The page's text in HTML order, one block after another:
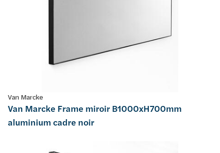
Van Marcke
Van Marcke Frame miroir B1000xH700mm
aluminium cadre noir